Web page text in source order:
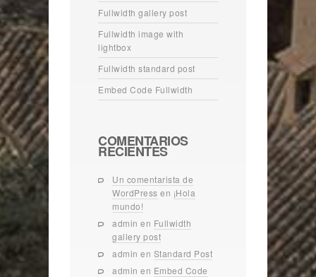
Fullwidth gallery post
Fullwidth image with
lightbox
Fullwidth standard post
Embed Code Fullwidth
COMENTARIOS
RECIENTES
Un comentarista de
WordPress en ¡Hola
mundo!
admin en Fullwidth
gallery post
admin en Standard Post
admin en Embed Code